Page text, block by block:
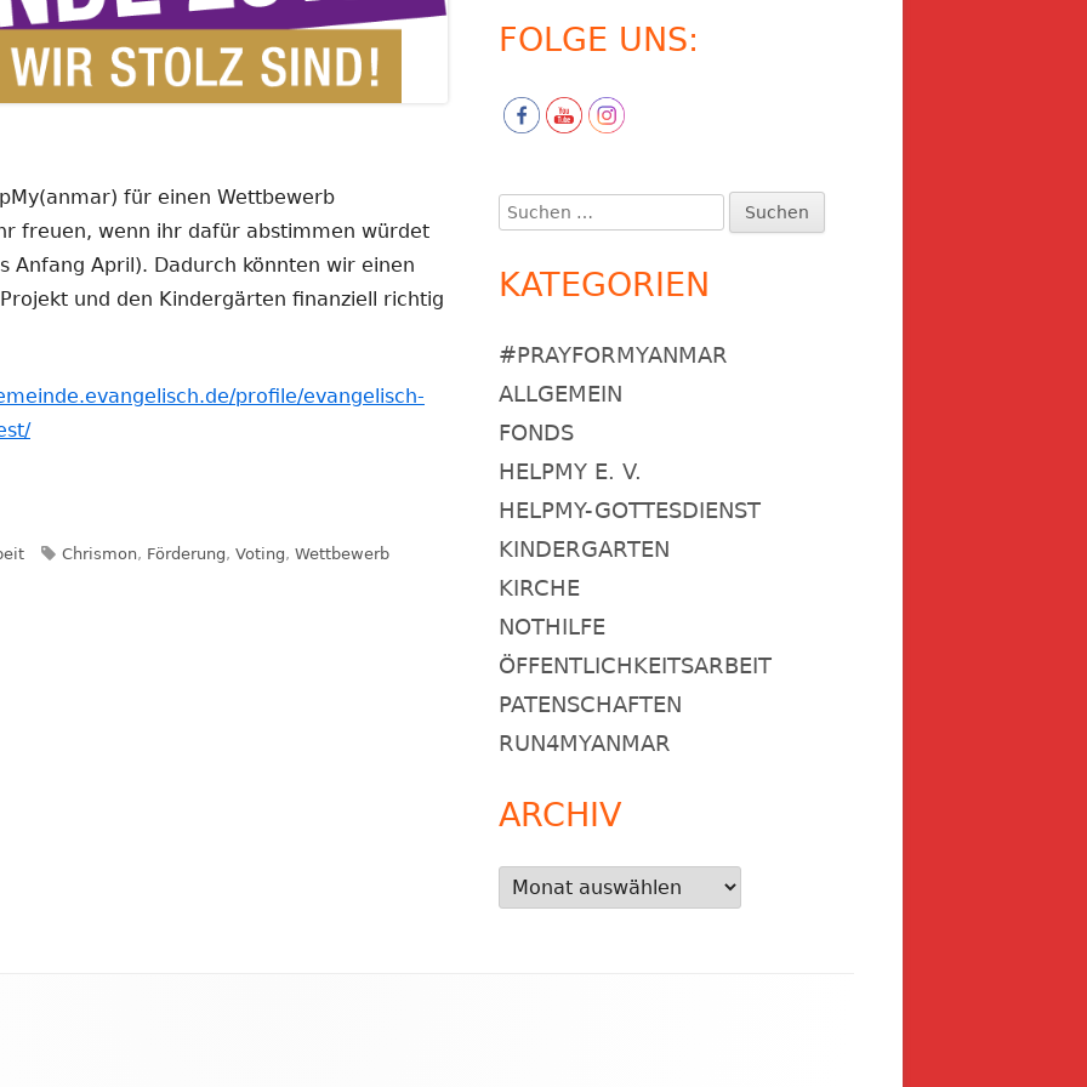
für einen Wettbewerb
freuen, wenn ihr dafür abstimmen würdet
Anfang April). Dadurch könnten wir einen
und den Kindergärten finanziell richtig
profile/evangelisch-
Schlagwörter
Chrismon, Förderung, Voting, Wettbewerb
FOLGE UNS:
Suchen
nach:
KATEGORIEN
#PRAYFORMYANMAR
ALLGEMEIN
FONDS
HELPMY E. V.
HELPMY-GOTTESDIENST
KINDERGARTEN
KIRCHE
NOTHILFE
ÖFFENTLICHKEITSARBEIT
PATENSCHAFTEN
RUN4MYANMAR
ARCHIV
Archiv